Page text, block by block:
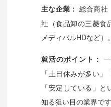
主な企業： 総合商社
社（食品卸の三菱食
メディパルHDなど）。
就活のポイント：
「土日休みが多い」
「安定している」
知る狙い目の業界です